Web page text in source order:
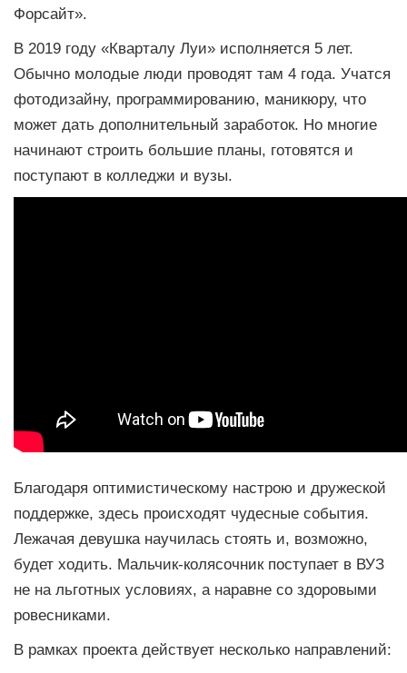
Форсайт».
В 2019 году «Кварталу Луи» исполняется 5 лет.
Обычно молодые люди проводят там 4 года. Учатся
фотодизайну, программированию, маникюру, что
может дать дополнительный заработок. Но многие
начинают строить большие планы, готовятся и
поступают в колледжи и вузы.
Благодаря оптимистическому настрою и дружеской
поддержке, здесь происходят чудесные события.
Лежачая девушка научилась стоять и, возможно,
будет ходить. Мальчик-колясочник поступает в ВУЗ
не на льготных условиях, а наравне со здоровыми
ровесниками.
В рамках проекта действует несколько направлений: